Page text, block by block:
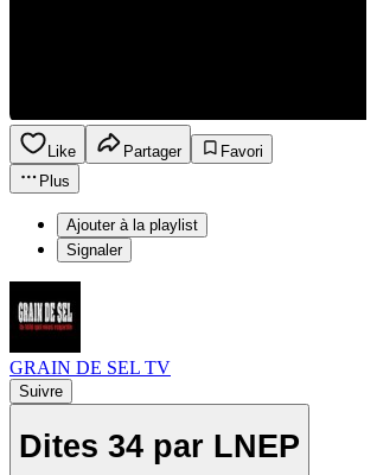
Like Partager
Favori
Plus
Ajouter à la playlist
Signaler
GRAIN DE SEL TV
Suivre
Dites 34 par LNEP